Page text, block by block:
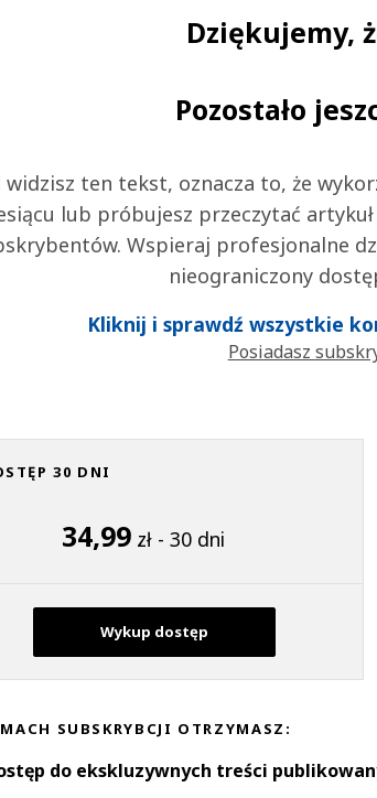
Dziękujemy,
Pozostało
widzisz ten tekst, oznacza to, że
lub próbujesz przeczytać
Wspieraj profesjonalne
nieograniczony
Kliknij i sprawdź wszystkie
Posiadasz
30 DNI
34,99 zł - 30 dni
Wykup dostęp
SUBSKRYBCJI OTRZYMASZ:
do ekskluzywnych treści